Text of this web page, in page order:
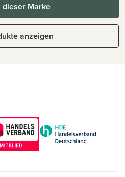
dieser Marke
anzeigen